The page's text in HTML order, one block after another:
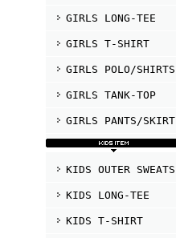
GIRLS LONG-TEE
GIRLS T-SHIRT
GIRLS POLO/SHIRTS
GIRLS TANK-TOP
GIRLS PANTS/SKIRT
KIDS OUTER SWEATS
KIDS LONG-TEE
KIDS T-SHIRT